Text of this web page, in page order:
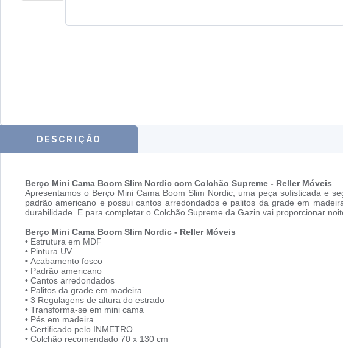
DESCRIÇÃO
Berço Mini Cama Boom Slim Nordic com Colchão Supreme - Reller Móveis
Apresentamos o Berço Mini Cama Boom Slim Nordic, uma peça sofisticada e
padrão americano e possui cantos arredondados e palitos da grade em
durabilidade. E para completar o Colchão Supreme da Gazin vai proporcionar
Berço Mini Cama Boom Slim Nordic - Reller Móveis
• Estrutura em MDF
• Pintura UV
• Acabamento fosco
• Padrão americano
• Cantos arredondados
• Palitos da grade em madeira
• 3 Regulagens de altura do estrado
• Transforma-se em mini cama
• Pés em madeira
• Certificado pelo INMETRO
• Colchão recomendado 70 x 130 cm